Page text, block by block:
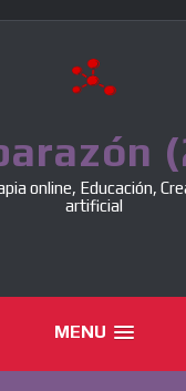
online, Educación,
artificial
MENU